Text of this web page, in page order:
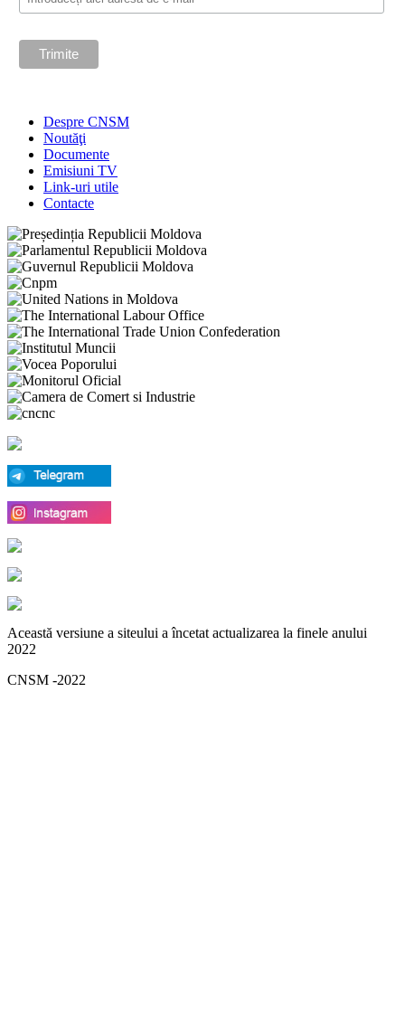
Declarația CNSM privind situația din Ucraina
Despre CNSM
Noutăţi
Documente
Emisiuni TV
Link-uri utile
Contacte
Această versiune a siteului a încetat actualizarea la finele anului
2022
CNSM -2022